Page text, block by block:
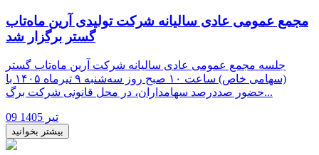
مجمع عمومی عادی سالیانه شرکت تولیدی آرین ماه‌تاب
گستر برگزار شد
جلسه مجمع عمومی عادی سالیانه شرکت آرین ماه‌تاب گستر
(سهامی خاص) ساعت ۱۰ صبح روز سه‌شنبه ۹ تیرماه ۱۴۰۵ با
حضور صددرصد سهامداران، در محل قانونی شرکت برگ...
09 تیر 1405
بیشتر بخوانید